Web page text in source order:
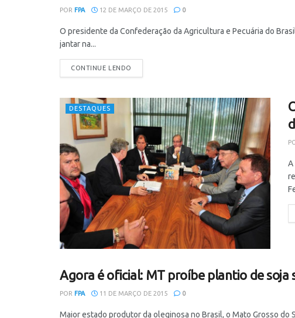
POR FPA 12 DE MARÇO DE 2015 0
O presidente da Confederação da Agricultura e Pecuária do
jantar na...
CONTINUE LENDO
DESTAQUES
A
NOTÍCIAS
Agora é oficial: MT proíbe plantio de soja
POR FPA 11 DE MARÇO DE 2015 0
Maior estado produtor da oleginosa no Brasil, o Mato Grosso do